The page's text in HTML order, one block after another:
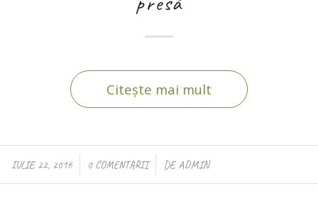
Citește mai mult
IULIE 22, 2016
/ 0 COMENTARII
/ DE ADMIN